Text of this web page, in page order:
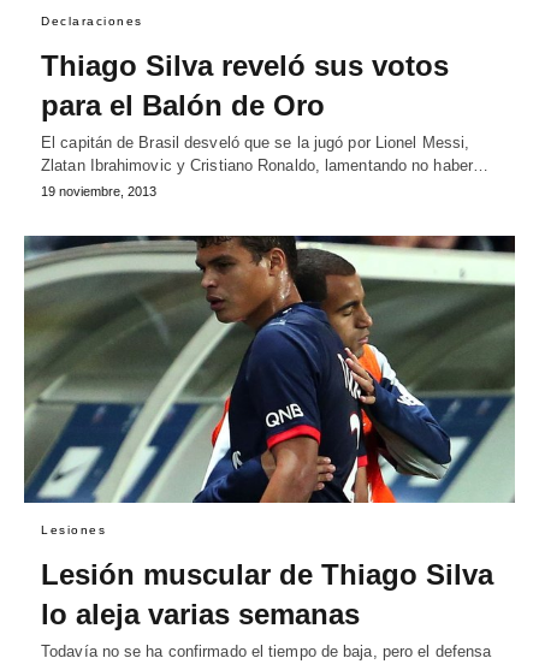
Declaraciones
Thiago Silva reveló sus votos
para el Balón de Oro
El capitán de Brasil desveló que se la jugó por Lionel Messi,
Zlatan Ibrahimovic y Cristiano Ronaldo, lamentando no haber…
19 noviembre, 2013
Lesiones
Lesión muscular de Thiago Silva
lo aleja varias semanas
Todavía no se ha confirmado el tiempo de baja, pero el defensa